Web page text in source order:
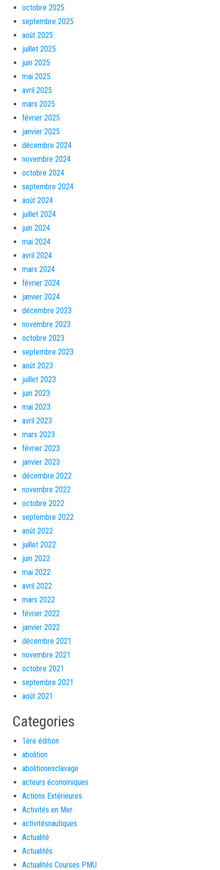
octobre 2025
septembre 2025
août 2025
juillet 2025
juin 2025
mai 2025
avril 2025
mars 2025
février 2025
janvier 2025
décembre 2024
novembre 2024
octobre 2024
septembre 2024
août 2024
juillet 2024
juin 2024
mai 2024
avril 2024
mars 2024
février 2024
janvier 2024
décembre 2023
novembre 2023
octobre 2023
septembre 2023
août 2023
juillet 2023
juin 2023
mai 2023
avril 2023
mars 2023
février 2023
janvier 2023
décembre 2022
novembre 2022
octobre 2022
septembre 2022
août 2022
juillet 2022
juin 2022
mai 2022
avril 2022
mars 2022
février 2022
janvier 2022
décembre 2021
novembre 2021
octobre 2021
septembre 2021
août 2021
Categories
1ère édition
abolition
abolitionesclavage
acteurs économiques
Actions Extérieures
Activités en Mer
activitésnautiques
Actualité
Actualités
Actualités Courses PMU